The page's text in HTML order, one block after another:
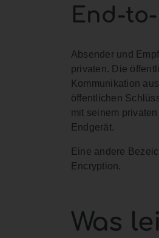
End-
Absender und
privaten. Die
Kommunikation
öffentlichen
mit seinem
Endgerät.
Eine andere
Encryption.
Was